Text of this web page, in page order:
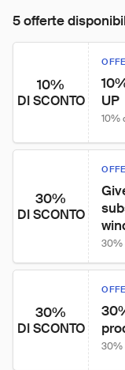
5 offerte
10%
DI SCONTO
UP
10%
30%
DI SCONTO
30%
30%
DI SCONTO
30%